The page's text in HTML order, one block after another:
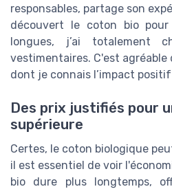
responsables, partage son
découvert le coton bio
longues, j’ai totalement
vestimentaires. C'est
dont je connais l’impact
Des prix justifiés pour
supérieure
Certes, le coton biologique
il est essentiel de voir
bio dure plus longtemps,